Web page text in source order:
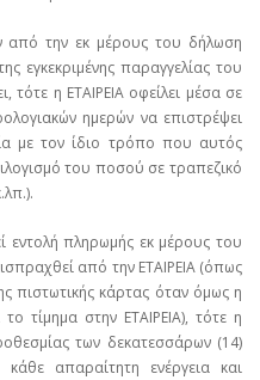
την εκ μέρους του δήλωση
εγκεκριμένης παραγγελίας του
τότε η ΕΤΑΙΡΕΙΑ οφείλει μέσα σε
ημερών να επιστρέψει
με τον ίδιο τρόπο που αυτός
του ποσού σε τραπεζικό
εντολή πληρωμής εκ μέρους του
από την ΕΤΑΙΡΕΙΑ (όπως
πιστωτικής κάρτας όταν όμως η
τίμημα στην ΕΤΑΙΡΕΙΑ), τότε η
των δεκατεσσάρων (14)
απαραίτητη ενέργεια και